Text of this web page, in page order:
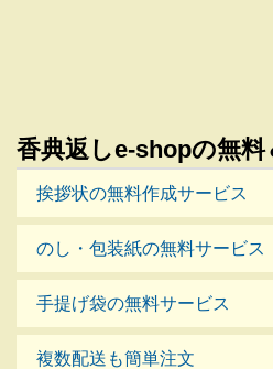
香典返しe-shopの無料
挨拶状の無料作成サービス
のし・包装紙の無料サービス
手提げ袋の無料サービス
複数配送も簡単注文